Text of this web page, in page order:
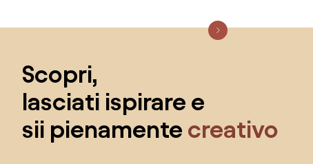
Salta il piè di pagina, vai all'inizio della pagina
Scopri,
lasciati ispirare e
sii pienamente creativo